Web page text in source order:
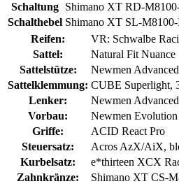
Schaltung Shimano XT RD-
Schalthebel Shimano XT SL-
Reifen:
VR: Schwalbe
Sattel:
Natural Fit Nuance
Sattelstütze:
Newmen
Sattelklemmung: CUBE Superlight,
Lenker:
Newmen
Vorbau:
Newmen
Griffe:
ACID React Pro
Steuersatz:
Acros AzX/AiX,
Kurbelsatz:
e*thirteen XCX
Zahnkränze:
Shimano XT CS-